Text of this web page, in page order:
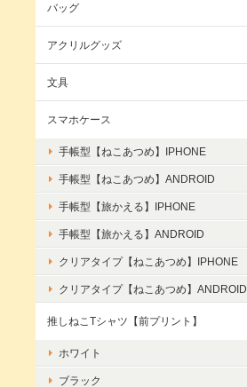
バッグ
アクリルグッズ
文具
スマホケース
手帳型【ねこあつめ】IPHONE
手帳型【ねこあつめ】ANDROID
手帳型【旅かえる】IPHONE
手帳型【旅かえる】ANDROID
クリアタイプ【ねこあつめ】IPHONE
クリアタイプ【ねこあつめ】ANDROID
推しねこTシャツ【前プリント】
ホワイト
ブラック